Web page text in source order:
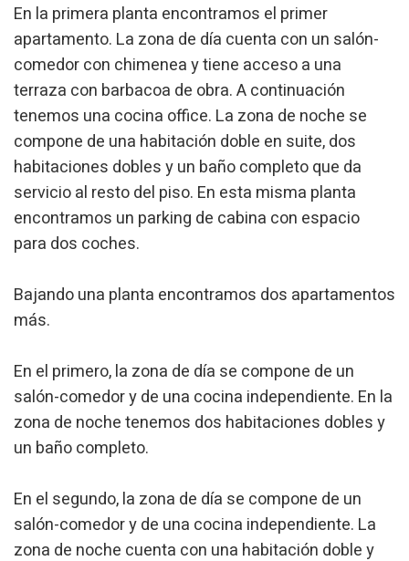
En la primera planta encontramos el primer
apartamento. La zona de día cuenta con un salón-
comedor con chimenea y tiene acceso a una
terraza con barbacoa de obra. A continuación
tenemos una cocina office. La zona de noche se
compone de una habitación doble en suite, dos
habitaciones dobles y un baño completo que da
servicio al resto del piso. En esta misma planta
encontramos un parking de cabina con espacio
para dos coches.
Bajando una planta encontramos dos apartamentos
más.
En el primero, la zona de día se compone de un
salón-comedor y de una cocina independiente. En la
zona de noche tenemos dos habitaciones dobles y
un baño completo.
En el segundo, la zona de día se compone de un
salón-comedor y de una cocina independiente. La
zona de noche cuenta con una habitación doble y
Modificar cookies
Este sitio web utiliza Cookies propias para recopilar
información con la finalidad de mejorar nuestros servicios.
Si continua navegando, supone la aceptación de la
instalación de las mismas. El usuario tiene la posibilidad
de configurar su navegador pudiendo, si así lo desea,